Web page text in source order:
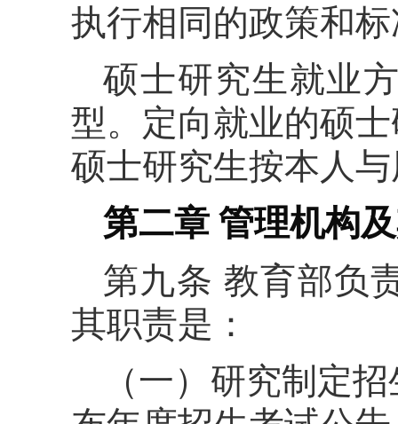
执行相同的政策和
硕士研究生就业
型。定向就业的硕
硕士研究生按本人
第二章 管理机构
第九条 教育部负
其职责是：
（一）研究制定